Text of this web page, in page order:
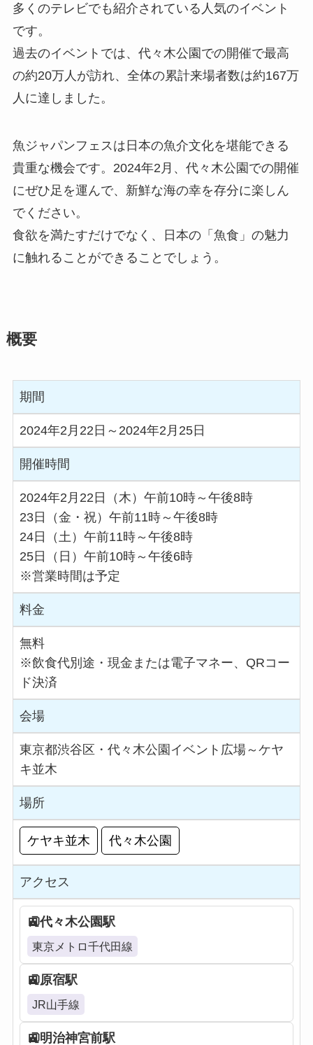
多くのテレビでも紹介されている人気のイベント
です。
過去のイベントでは、代々木公園での開催で最高
の約20万人が訪れ、全体の累計来場者数は約167万
人に達しました。
魚ジャパンフェスは日本の魚介文化を堪能できる
貴重な機会です。2024年2月、代々木公園での開催
にぜひ足を運んで、新鮮な海の幸を存分に楽しん
でください。
食欲を満たすだけでなく、日本の「魚食」の魅力
に触れることができることでしょう。
概要
期間
2024年2月22日～2024年2月25日
開催時間
2024年2月22日（木）午前10時～午後8時
23日（金・祝）午前11時～午後8時
24日（土）午前11時～午後8時
25日（日）午前10時～午後6時
※営業時間は予定
料金
無料
※飲食代別途・現金または電子マネー、QRコー
ド決済
会場
東京都渋谷区・代々木公園イベント広場～ケヤ
キ並木
場所
ケヤキ並木 代々木公園
アクセス
代々木公園駅
東京メトロ千代田線
原宿駅
JR山手線
明治神宮前駅